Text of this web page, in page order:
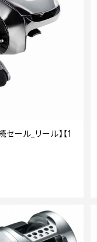
ール_リール】【1